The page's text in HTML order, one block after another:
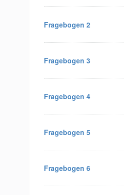
Fragebogen 2
Fragebogen 3
Fragebogen 4
Fragebogen 5
Fragebogen 6